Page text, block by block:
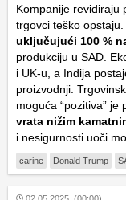
Kompanije revidiraju
trgovci teško opstaju.
uključujući 100 %
produkciju u SAD.
i UK-u, a Indija
proizvodnji.
moguća “pozitiva” je
vrata nižim
i nesigurnosti uoči
carine Donald Trump